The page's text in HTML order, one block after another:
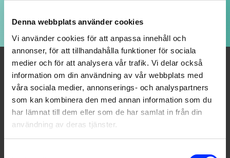
Denna webbplats använder cookies
Vi använder cookies för att anpassa innehåll och
annonser, för att tillhandahålla funktioner för sociala
medier och för att analysera vår trafik. Vi delar också
information om din användning av vår webbplats med
våra sociala medier, annonserings- och analyspartners
som kan kombinera den med annan information som du
har lämnat till dem eller som de har samlat in från din
användning av deras tjänster.
Upp till 20% rabatt för medlemmar
OM OSS
Välkommen till Badmiljö! Här hittar du Badrumstillbehör och
Badrumsinredning av högsta kvalitet.Vi strävar alltid efter